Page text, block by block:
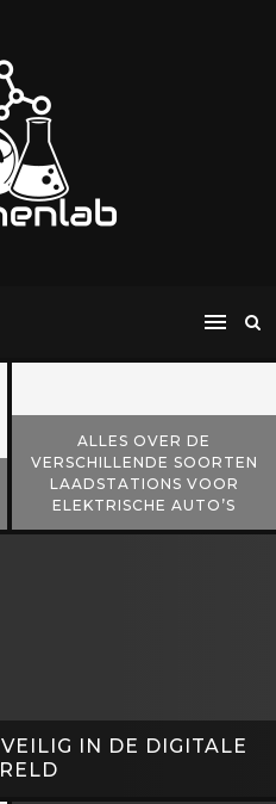
MERCURY
BUITENBOORDMOTOREN: DE
IDEALE KEUZE VOOR ELKE
WATERSPORTER
BIJ JOUW VIS STIJL